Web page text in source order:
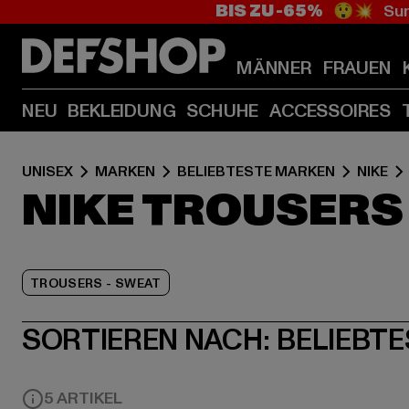
BIS ZU -65% 😲💥
MÄNNER FRAUEN
NEU BEKLEIDUNG SCHUHE ACCESSOIRES
UNISEX MARKEN BELIEBTESTE MARKEN NIKE
NIKE
TROUSERS - SWEAT
SORTIEREN NACH:
5 ARTIKEL